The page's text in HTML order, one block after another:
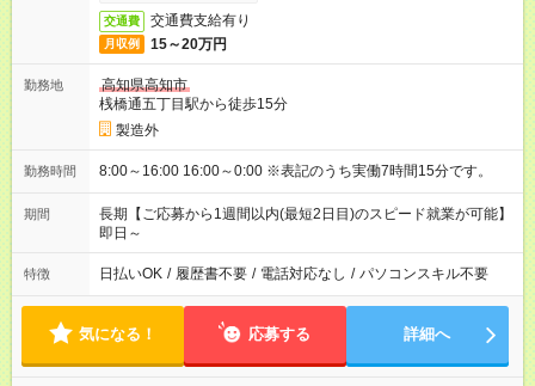
交通費 交通費支給有り
月収例 15～20万円
勤務地
高知県高知市
桟橋通五丁目駅から徒歩15分
製造外
勤務時間 8:00～16:00 16:00～0:00 ※表記のうち実働7時間15分です。
期間
長期【ご応募から1週間以内(最短2日目)のスピード就業が可能】
即日～
特徴 日払いOK / 履歴書不要 / 電話対応なし / パソコンスキル不要
気になる！ 応募する 詳細へ